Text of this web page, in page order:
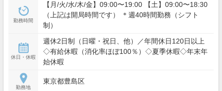
勤務時間
【月/火/水/木/金】09:00〜19:00 【土】09:00〜18:30
（上記は開局時間です） ＊週40時間勤務（シフト
制）
休日・休暇
週休2日制（日曜・祝日、他）／年間休日120日以上
◇有給休暇（消化率ほぼ100％）◇夏季休暇◇年末年
始休暇
勤務地
東京都豊島区